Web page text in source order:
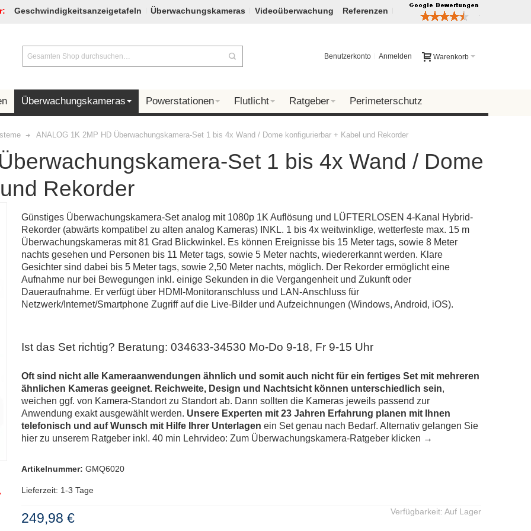
Geschwindigkeitsanzeigetafeln Überwachungskameras Videoüberwachung Referenzen
Warenkorb
Benutzerkonto Anmelden
Überwachungskameras Powerstationen Flutlicht Ratgeber Perimeterschutz
ANALOG 1K 2MP HD Überwachungskamera-Set 1 bis 4x Wand / Dome konfigurierbar + Kabel und Rekorder
Set 1 bis 4x Wand / Dome
Rekorder
Günstiges Überwachungskamera-Set analog mit 1080p 1K Auflösung und LÜFTERLOSEN 4-Kanal Hybrid-
Rekorder (abwärts kompatibel zu alten analog Kameras) INKL. 1 bis 4x weitwinklige, wetterfeste max. 15 m
Überwachungskameras mit 81 Grad Blickwinkel. Es können Ereignisse bis 15 Meter tags, sowie 8 Meter
nachts gesehen und Personen bis 11 Meter tags, sowie 5 Meter nachts, wiedererkannt werden. Klare
Gesichter sind dabei bis 5 Meter tags, sowie 2,50 Meter nachts, möglich. Der Rekorder ermöglicht eine
Aufnahme nur bei Bewegungen inkl. einige Sekunden in die Vergangenheit und Zukunft oder
Daueraufnahme. Er verfügt über HDMI-Monitoranschluss und LAN-Anschluss für
Netzwerk/Internet/Smartphone Zugriff auf die Live-Bilder und Aufzeichnungen (Windows, Android, iOS).
Ist das Set richtig? Beratung: 034633-34530 Mo-Do 9-18, Fr 9-15 Uhr
Oft sind nicht alle Kameraanwendungen ähnlich und somit auch nicht für ein fertiges Set mit mehreren
ähnlichen Kameras geeignet. Reichweite, Design und Nachtsicht können unterschiedlich sein,
weichen ggf. von Kamera-Standort zu Standort ab. Dann sollten die Kameras jeweils passend zur
Anwendung exakt ausgewählt werden. Unsere Experten mit 23 Jahren Erfahrung planen mit Ihnen
telefonisch und auf Wunsch mit Hilfe Ihrer Unterlagen ein Set genau nach Bedarf. Alternativ gelangen Sie
hier zu unserem Ratgeber inkl. 40 min Lehrvideo: Zum Überwachungskamera-Ratgeber klicken →
Artikelnummer: GMQ6020
Lieferzeit: 1-3 Tage
Verfügbarkeit: Auf Lager
249,98 €